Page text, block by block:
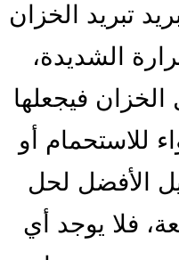
تبريد الخزان
الشديدة،
فيجعلها
للاستحمام أو
الأفضل لحل
فلا يوجد أي